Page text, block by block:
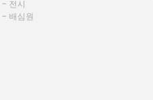
- 전시
- 배심원